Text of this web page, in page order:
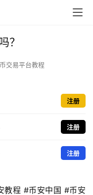
？
交易平台教程
注册
注册
注册
教程 #币安中国 #币安